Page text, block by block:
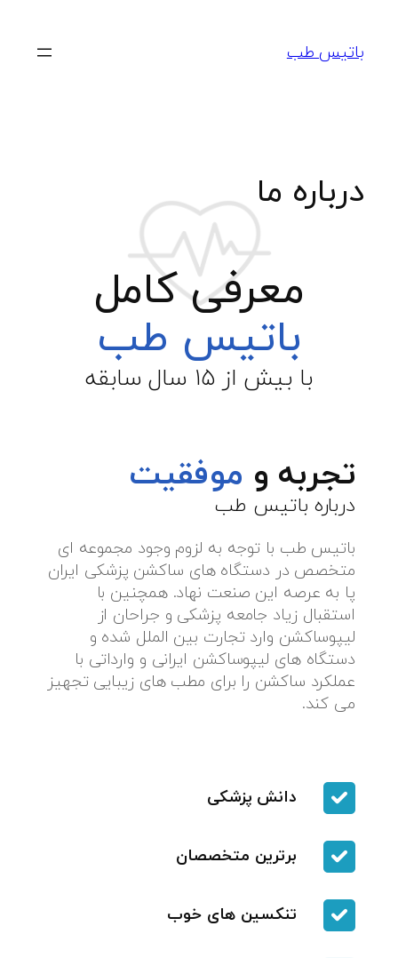
باتیس طب
درباره ما
معرفی کامل
باتیس طب
با بیش از ۱۵ سال سابقه
تجربه و موفقیت
درباره باتیس طب
باتیس طب با توجه به لزوم وجود مجموعه ای
متخصص در دستگاه های ساکشن پزشکی ایران
پا به عرصه این صنعت نهاد. همچنین با
استقبال زیاد جامعه پزشکی و جراحان از
لیپوساکشن وارد تجارت بین الملل شده و
دستگاه های لیپوساکشن ایرانی و وارداتی با
عملکرد ساکشن را برای مطب های زیبایی تجهیز
می کند.
دانش پزشکی
برترین متخصصان
تنکسین های خوب